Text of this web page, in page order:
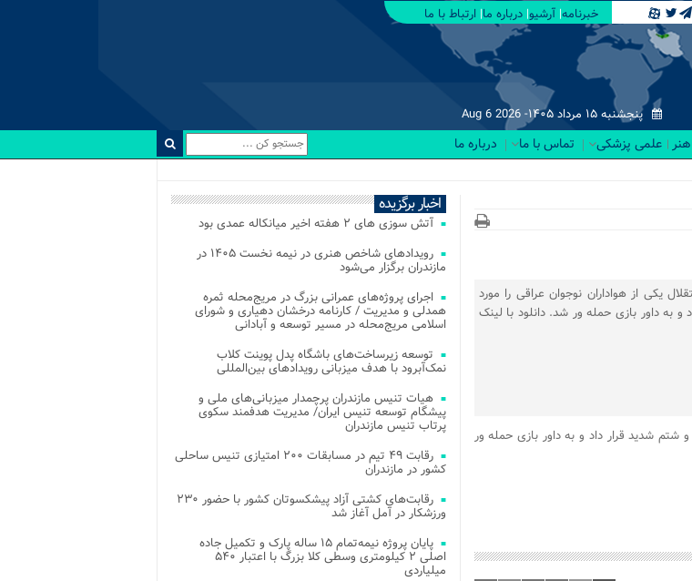
خبرنامه آرشیو درباره ما ارتباط با ما
پنجشنبه ۱۵ مرداد ۱۴۰۵- Aug 6 2026
علمی پزشکی تماس با ما درباره ما
یکی از هواداران نوجوان عراقی را مورد
به داور بازی حمله ور شد. دانلود با لینک
شدید قرار داد و به داور بازی حمله ور
اخبار برگزیده
آتش‌ سوزی‌ های ۲ هفته اخیر میانکاله عمدی بود
رویدادهای شاخص هنری در نیمه نخست ۱۴۰۵ در
مازندران برگزار می‌شود
اجرای پروژه‌های عمرانی بزرگ در مریج‌محله ثمره
همدلی و مدیریت / کارنامه درخشان دهیاری و شورای
اسلامی مریج‌محله در مسیر توسعه و آبادانی
توسعه زیرساخت‌های باشگاه پدل پوینت کلاب
نمک‌آبرود با هدف میزبانی رویدادهای بین‌المللی
هیات تنیس مازندران پرچمدار میزبانی‌های ملی و
پیشگام توسعه تنیس ایران/ مدیریت هدفمند سکوی
پرتاب تنیس مازندران
رقابت ۴۹ تیم در مسابقات ۲۰۰ امتیازی تنیس ساحلی
کشور در مازندران
رقابت‌های کشتی آزاد پیشکسوتان کشور با حضور ۲۳۰
ورزشکار در آمل آغاز شد
پایان پروژه نیمه‌تمام ۱۵ ساله پارک و تکمیل جاده
اصلی ۲ کیلومتری وسطی کلا بزرگ با اعتبار ۵۴۰
میلیاردی